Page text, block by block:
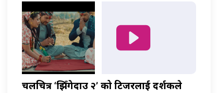
चलचित्र ‘झिँगेदाउ २’ को टिजरलाई दर्शकले